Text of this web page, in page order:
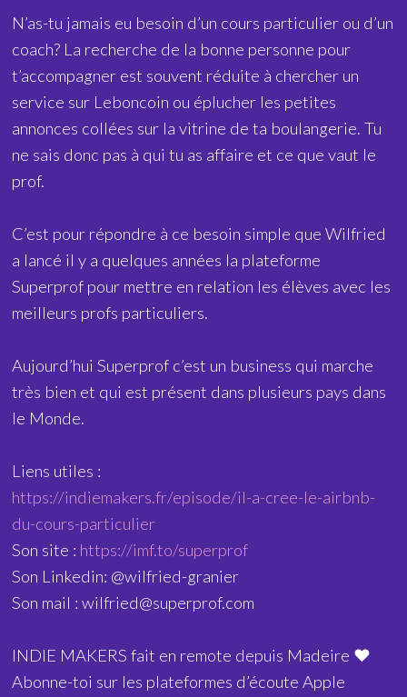
N’as-tu jamais eu besoin d’un cours particulier ou d’un
coach? La recherche de la bonne personne pour
t’accompagner est souvent réduite à chercher un
service sur Leboncoin ou éplucher les petites
annonces collées sur la vitrine de ta boulangerie. Tu
ne sais donc pas à qui tu as affaire et ce que vaut le
prof.
C’est pour répondre à ce besoin simple que Wilfried
a lancé il y a quelques années la plateforme
Superprof pour mettre en relation les élèves avec les
meilleurs profs particuliers.
Aujourd’hui Superprof c’est un business qui marche
très bien et qui est présent dans plusieurs pays dans
le Monde.
Liens utiles :
https://indiemakers.fr/episode/il-a-cree-le-airbnb-
du-cours-particulier
Son site : https://imf.to/superprof
Son Linkedin: @wilfried-granier
Son mail : wilfried@superprof.com
INDIE MAKERS fait en remote depuis Madeire ❤️
Abonne-toi sur les plateformes d’écoute Apple